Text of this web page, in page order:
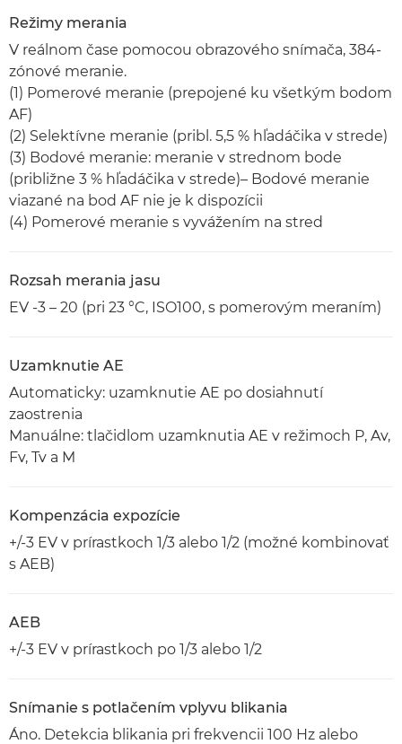
Režimy merania
V reálnom čase pomocou obrazového snímača, 384-
zónové meranie.
(1) Pomerové meranie (prepojené ku všetkým bodom
AF)
(2) Selektívne meranie (pribl. 5,5 % hľadáčika v strede)
(3) Bodové meranie: meranie v strednom bode
(približne 3 % hľadáčika v strede)– Bodové meranie
viazané na bod AF nie je k dispozícii
(4) Pomerové meranie s vyvážením na stred
Rozsah merania jasu
EV -3 – 20 (pri 23 °C, ISO100, s pomerovým meraním)
Uzamknutie AE
Automaticky: uzamknutie AE po dosiahnutí
zaostrenia
Manuálne: tlačidlom uzamknutia AE v režimoch P, Av,
Fv, Tv a M
Kompenzácia expozície
+/-3 EV v prírastkoch 1/3 alebo 1/2 (možné kombinovať
s AEB)
AEB
+/-3 EV v prírastkoch po 1/3 alebo 1/2
Snímanie s potlačením vplyvu blikania
Áno. Detekcia blikania pri frekvencii 100 Hz alebo